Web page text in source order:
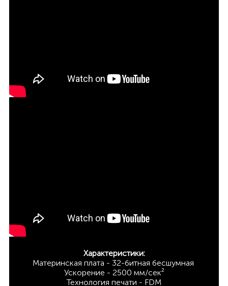
Характеристики:
Материнская плата - 32-битная бесшумная
Ускорение - 2500 мм/сек²
Технология печати - FDM